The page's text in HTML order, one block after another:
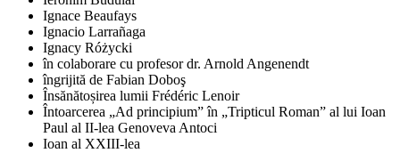
Ignace Beaufays
Ignacio Larrañaga
Ignacy Różycki
în colaborare cu profesor dr. Arnold Angenendt
îngrijită de Fabian Doboş
Însănătoșirea lumii Frédéric Lenoir
Întoarcerea „Ad principium” în „Tripticul Roman” al lui Ioan
Paul al II-lea Genoveva Antoci
Ioan al XXIII-lea